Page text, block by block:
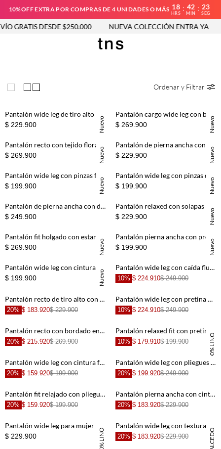
10%OFF EXTRA POR COMPRAS DE 4 UNIDADES O MÁS 18
HRS
: 42
MIN
: 23
SEG
GRATIS DESDE $250.000 NUEVA COLECCIÓN ENTRA YA
Ordenar y Filtrar
Nuevo
+
Pantalón wide leg de tiro alto con pliegues frontales en lino marrón para mujer
$ 229.900 Nuevo
+
Pantalón cargo wide leg con bolsillos laterales en algodón caqui para mujer
$ 269.900
Nuevo
+
Pantalón recto con tejido floral de algodón marrón para mujer
$ 269.900 Nuevo
+
Pantalón de pierna ancha con costuras decorativas en color crudo para mujer
$ 229.900
Nuevo
+
Pantalón wide leg con pinzas frontales en beige para mujer
$ 199.900 Nuevo
+
Pantalón wide leg con pinzas delanteras en negro para mujer
$ 199.900
+
Pantalón de pierna ancha con doble botonadura frontal en lino beige para mujer
$ 249.900 Nuevo
+
Pantalón relaxed con solapas abotonadas en algodón beige para mujer
$ 229.900
Nuevo
+
Pantalón fit holgado con estampado tono sobre tono de algodón beige para mujer
$ 269.900 Nuevo
+
Pantalón pierna ancha con pretina elástica en lino verde salvia para mujer
$ 199.900
Nuevo
+
Pantalón wide leg con cintura de cordón en lino blanco para mujer
$ 199.900
+
Pantalón wide leg con caída fluida en lino azul claro para mujer
10% $ 224.910$ 249.900
+
Pantalón recto de tiro alto con paneles decorativos en verde salvia para mujer
20% $ 183.920$ 229.900
+
Pantalón wide leg con pretina de doble botón de lino café para mujer
10% $ 224.910$ 249.900
Pantalón recto con bordado en relieve en algodón crudo para mujer
20% $ 215.920$ 269.900 100% LINO
10% $ 179.910$ 199.900
Pantalón wide leg con cintura fruncida en lino beige para mujer
20% $ 159.920$ 199.900
Pantalón wide leg con pliegues frontales en lino beige para mujer
20% $ 199.920$ 249.900
Pantalón fit relajado con pliegues frontales de blanco para mujer
20% $ 159.920$ 199.900
Pantalón pierna ancha con cintura de triple botón en gris amarronado para mujer
20% $ 183.920$ 229.900
100% LINO
$ 229.900 20% $ 183.920$ 229.900